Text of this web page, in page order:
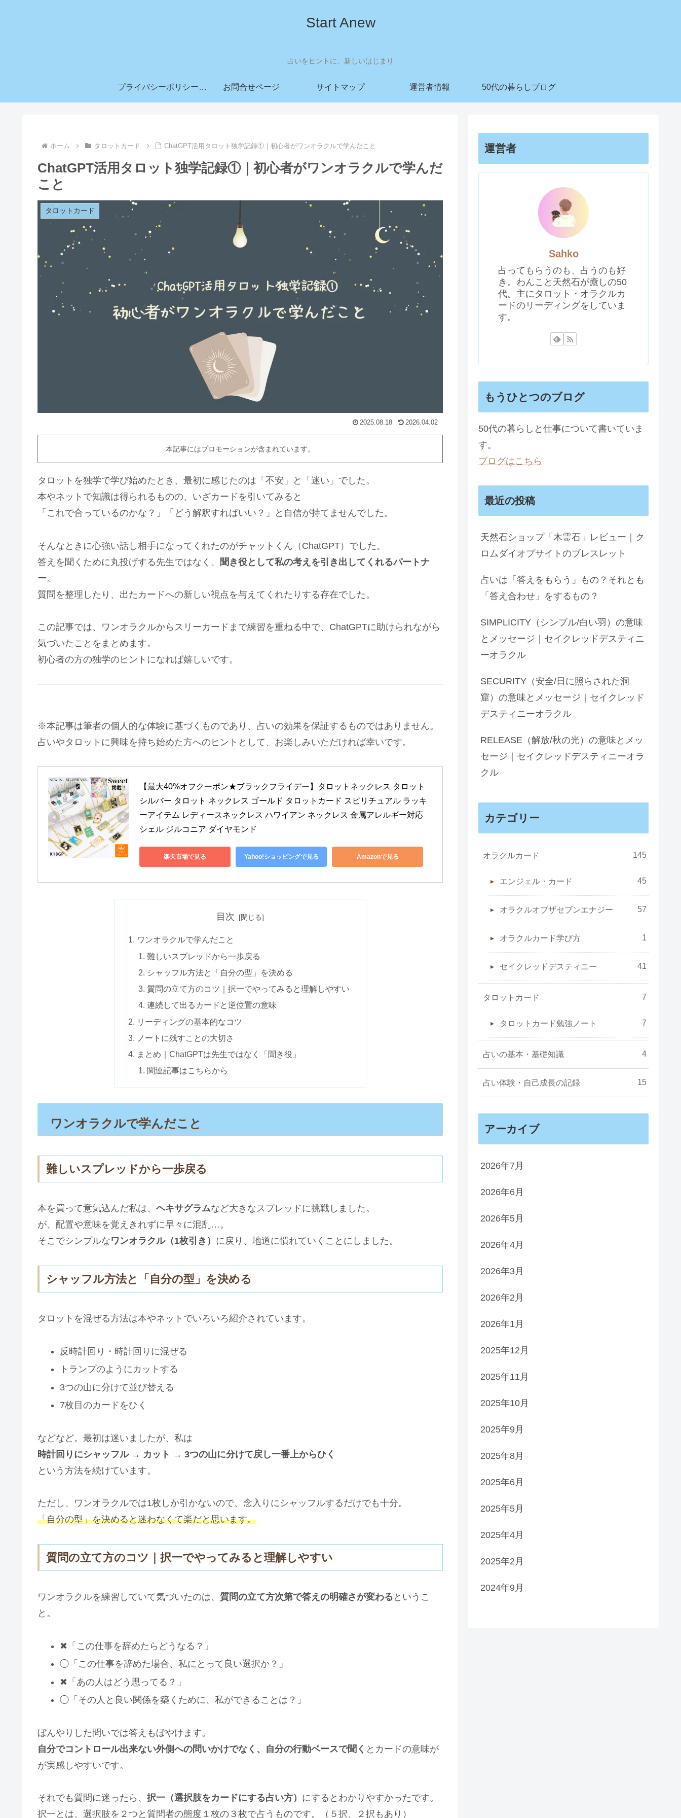
Start Anew
占いをヒントに、新しいはじまり
プライバシーポリシー & 免責事項 お問合せページ サイトマップ 運営者情報 50代の暮らしブログ
ホーム タロットカード ChatGPT活用タロット独学記録①｜初心者がワンオラクルで学んだこと
ChatGPT活用タロット独学記録①｜初心者がワンオラクルで学んだ
こと
タロットカード
2025.08.18 2026.04.02
本記事にはプロモーションが含まれています。
タロットを独学で学び始めたとき、最初に感じたのは「不安」と「迷い」でした。
本やネットで知識は得られるものの、いざカードを引いてみると
「これで合っているのかな？」「どう解釈すればいい？」と自信が持てませんでした。
そんなときに心強い話し相手になってくれたのがチャットくん（ChatGPT）でした。
答えを聞くために丸投げする先生ではなく、 聞き役として私の考えを引き出してくれるパートナ
ー。
質問を整理したり、出たカードへの新しい視点を与えてくれたりする存在でした。
この記事では、ワンオラクルからスリーカードまで練習を重ねる中で、ChatGPTに助けられながら
気づいたことをまとめます。
初心者の方の独学のヒントになれば嬉しいです。
※本記事は筆者の個人的な体験に基づくものであり、占いの効果を保証するものではありません。
占いやタロットに興味を持ち始めた方へのヒントとして、お楽しみいただければ幸いです。
【最大40%オフクーポン★ブラックフライデー】タロットネックレス タロット
シルバー タロット ネックレス ゴールド タロットカード スピリチュアル ラッキ
ーアイテム レディースネックレス ハワイアン ネックレス 金属アレルギー対応
シェル ジルコニア ダイヤモンド
楽天市場で見る Yahoo!ショッピングで見る Amazonで見る
目次
ワンオラクルで学んだこと
難しいスプレッドから一歩戻る
シャッフル方法と「自分の型」を決める
質問の立て方のコツ｜択一でやってみると理解しやすい
連続して出るカードと逆位置の意味
リーディングの基本的なコツ
ノートに残すことの大切さ
まとめ｜ChatGPTは先生ではなく「聞き役」
関連記事はこちらから
ワンオラクルで学んだこと
難しいスプレッドから一歩戻る
本を買って意気込んだ私は、 ヘキサグラムなど大きなスプレッドに挑戦しました。
が、配置や意味を覚えきれずに早々に混乱…。
そこでシンプルなワンオラクル（1枚引き） に戻り、地道に慣れていくことにしました。
シャッフル方法と「自分の型」を決める
タロットを混ぜる方法は本やネットでいろいろ紹介されています。
反時計回り・時計回りに混ぜる
トランプのようにカットする
3つの山に分けて並び替える
7枚目のカードをひく
などなど。最初は迷いましたが、私は
時計回りにシャッフル → カット → 3つの山に分けて戻し一番上からひく
という方法を続けています。
ただし、ワンオラクルでは1枚しか引かないので、念入りにシャッフルするだけでも十分。
「自分の型」を決めると迷わなくて楽だと思います。
質問の立て方のコツ｜択一でやってみると理解しやすい
ワンオラクルを練習していて気づいたのは、 質問の立て方次第で答えの明確さが変わる というこ
と。
✖「この仕事を辞めたらどうなる？」
◯「この仕事を辞めた場合、私にとって良い選択か？」
✖「あの人はどう思ってる？」
◯「その人と良い関係を築くために、私ができることは？」
ぼんやりした問いでは答えもぼやけます。
自分でコントロール出来ない外側への問いかけでなく、自分の行動ベースで聞く とカードの意味が
が実感しやすいです。
それでも質問に迷ったら、 択一（選択肢をカードにする占い方） にするとわかりやすかったです。
択一とは、選択肢を２つと質問者の態度１枚の３枚で占うものです。（５択、２択もあり）
運営者
Sahko
占ってもらうのも、占うのも好
き。わんこと天然石が癒しの50
代。主にタロット・オラクルカ
ードのリーディングをしていま
す。
もうひとつのブログ
50代の暮らしと仕事について書いていま
す。
ブログはこちら
最近の投稿
天然石ショップ「木霊石」レビュー｜ク
ロムダイオプサイトのブレスレット
占いは「答えをもらう」もの？それとも
「答え合わせ」をするもの？
SIMPLICITY（シンプル/白い羽）の意味
とメッセージ｜セイクレッドデスティニ
ーオラクル
SECURITY（安全/日に照らされた洞
窟）の意味とメッセージ｜セイクレッド
デスティニーオラクル
RELEASE（解放/秋の光）の意味とメッ
セージ｜セイクレッドデスティニーオラ
クル
カテゴリー
オラクルカード 145
エンジェル・カード 45
オラクルオブザセブンエナジー 57
オラクルカード学び方 1
セイクレッドデスティニー 41
タロットカード 7
タロットカード勉強ノート 7
占いの基本・基礎知識 4
占い体験・自己成長の記録 15
アーカイブ
2026年7月
2026年6月
2026年5月
2026年4月
2026年3月
2026年2月
2026年1月
2025年12月
2025年11月
2025年10月
2025年9月
2025年8月
2025年6月
2025年5月
2025年4月
2025年2月
2024年9月